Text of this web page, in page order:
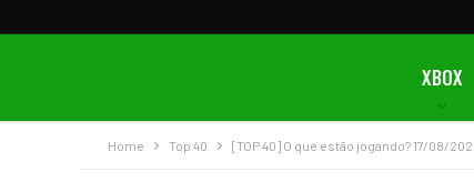
XBOX
Home Top 40 [TOP 40] O que estão jogando? 17/08/